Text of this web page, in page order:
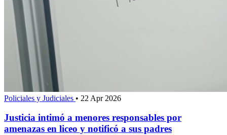
Policiales y Judiciales • 22 Apr 2026
Justicia intimó a menores responsables por
amenazas en liceo y notificó a sus padres